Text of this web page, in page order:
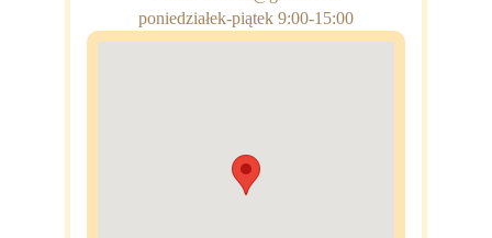
poniedziałek-piątek 9:00-15:00